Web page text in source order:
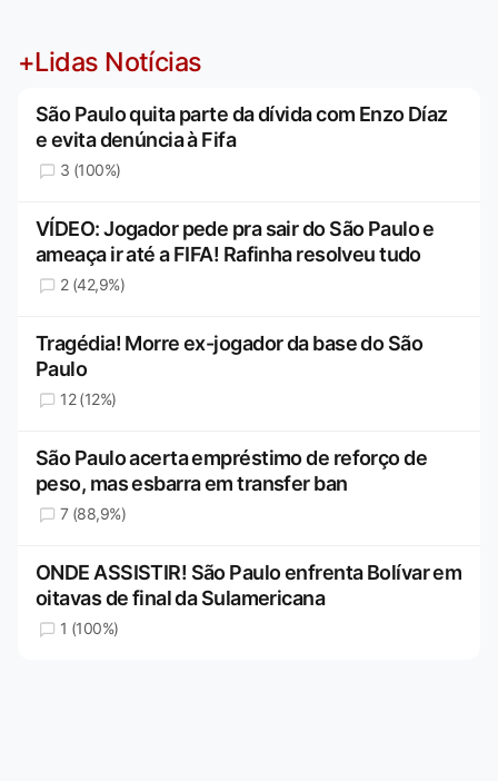
+Lidas Notícias
São Paulo quita parte da dívida com Enzo Díaz
e evita denúncia à Fifa
3 (100%)
VÍDEO: Jogador pede pra sair do São Paulo e
ameaça ir até a FIFA! Rafinha resolveu tudo
2 (42,9%)
Tragédia! Morre ex-jogador da base do São
Paulo
12 (12%)
São Paulo acerta empréstimo de reforço de
peso, mas esbarra em transfer ban
7 (88,9%)
ONDE ASSISTIR! São Paulo enfrenta Bolívar em
oitavas de final da Sulamericana
1 (100%)